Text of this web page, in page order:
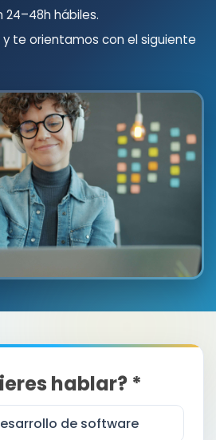
hábiles.
te orientamos con el siguiente
hablar? *
de software